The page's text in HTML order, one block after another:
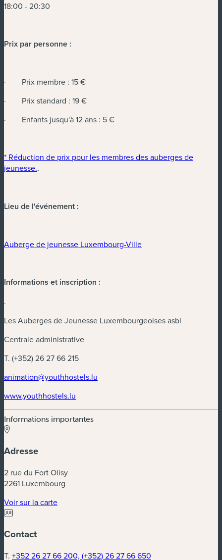
18:00 - 20:30
Prix par personne :
· Prix membre : 15 €
· Prix standard : 19 €
· Enfants jusqu'à 12 ans : 5 €
* Réduction de prix pour les membres des auberges de
jeunesse.(nouvelle fenêtre)
.
Lieu de l'événement :
Auberge de jeunesse Luxembourg-Ville(nouvelle fenêtre)
Informations et inscription :
.
Les Auberges de Jeunesse Luxembourgeoises asbl
Centrale administrative
T. (+352) 26 27 66 215
animation@youthhostels.lu
www.youthhostels.lu
Informations importantes
Adresse
2 rue du Fort Olisy
2261 Luxembourg
Voir sur la carte(nouvelle fenêtre)
Contact
T. +352 26 27 66 200, (+352) 26 27 66 650